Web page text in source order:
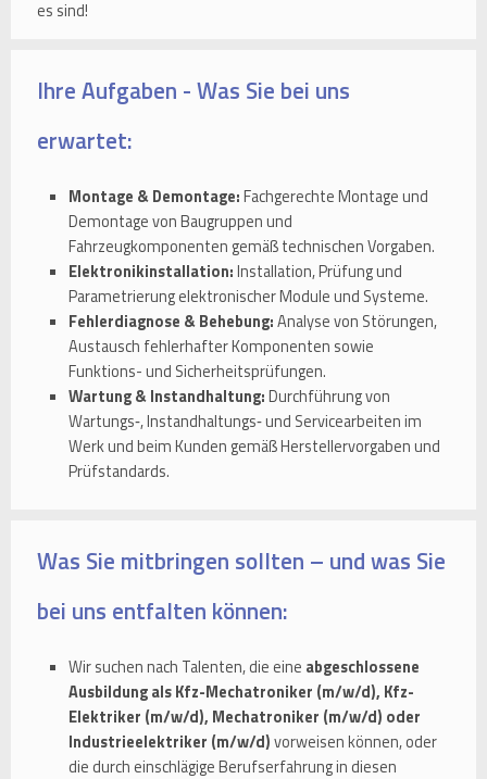
es sind!
Ihre Aufgaben - Was Sie bei uns
erwartet:
Montage & Demontage:Fachgerechte Montage und
Demontage von Baugruppen und
Fahrzeugkomponenten gemäß technischen Vorgaben.
Elektronikinstallation:Installation, Prüfung und
Parametrierung elektronischer Module und Systeme.
Fehlerdiagnose & Behebung:Analyse von Störungen,
Austausch fehlerhafter Komponenten sowie
Funktions- und Sicherheitsprüfungen.
Wartung & Instandhaltung:Durchführung von
Wartungs‑, Instandhaltungs‑ und Servicearbeiten im
Werk und beim Kunden gemäß Herstellervorgaben und
Prüfstandards.
Was Sie mitbringen sollten – und was Sie
bei uns entfalten können:
Wir suchen nach Talenten, die eine abgeschlossene
Ausbildung als Kfz-Mechatroniker (m/w/d), Kfz-
Elektriker (m/w/d), Mechatroniker (m/w/d) oder
Industrieelektriker (m/w/d)vorweisen können, oder
die durch einschlägige Berufserfahrung in diesen